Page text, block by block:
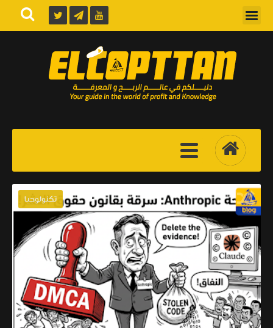
تكنولوجيا